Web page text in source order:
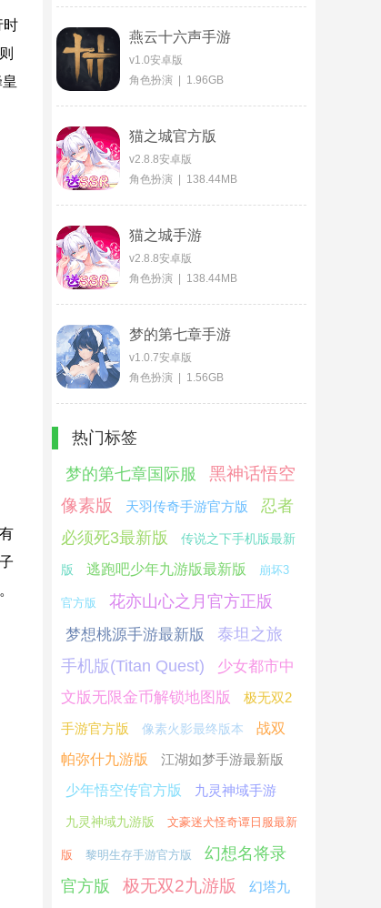
时
燕云十六声手游
v1.0安卓版
角色扮演 | 1.96GB
猫之城官方版
v2.8.8安卓版
角色扮演 | 138.44MB
猫之城手游
v2.8.8安卓版
角色扮演 | 138.44MB
梦的第七章手游
v1.0.7安卓版
角色扮演 | 1.56GB
热门标签
梦的第七章国际服
黑神话悟空
像素版
天羽传奇手游官方版
忍者
必须死3最新版
传说之下手机版最新
版 逃跑吧少年九游版最新版 崩坏3
官方版 花亦山心之月官方正版
梦想桃源手游最新版
泰坦之旅
手机版(Titan Quest)
少女都市中
文版无限金币解锁地图版
极无双2
手游官方版
像素火影最终版本
战双
帕弥什九游版
江湖如梦手游最新版
少年悟空传官方版
九灵神域手游
九灵神域九游版 文豪迷犬怪奇谭日服最新
版 黎明生存手游官方版
幻想名将录
官方版
极无双2九游版 幻塔九